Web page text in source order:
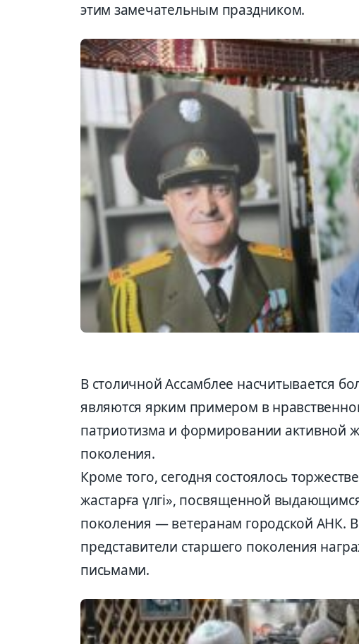
этим замечательным праздником.
В столичной Ассамблее насчитывается
являются ярким примером в
патриотизма и формировании активной
поколения.
Кроме того, сегодня состоялось
жастарға үлгі», посвященной
поколения — ветеранам городской АНК.
представители старшего поколения
письмами.